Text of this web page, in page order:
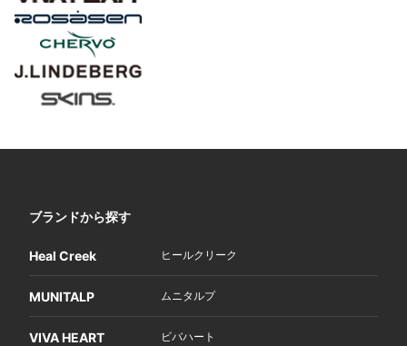
ブランドから探す
Heal Creek ヒールクリーク
MUNITALP ムニタルプ
VIVA HEART ビバハート